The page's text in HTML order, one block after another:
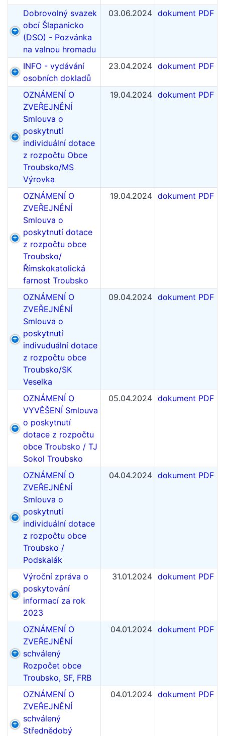
Dobrovolný svazek
obcí Šlapanicko
(DSO) - Pozvánka
na valnou hromadu
03.06.2024 dokument PDF
INFO - vydávání
osobních dokladů
23.04.2024 dokument PDF
OZNÁMENÍ O
ZVEŘEJNĚNÍ
Smlouva o
poskytnutí
individuální dotace
z rozpočtu Obce
Troubsko/MS
Výrovka
19.04.2024 dokument PDF
OZNÁMENÍ O
ZVEŘEJNĚNÍ
Smlouva o
poskytnutí dotace
z rozpočtu obce
Troubsko/
Římskokatolická
farnost Troubsko
19.04.2024 dokument PDF
OZNÁMENÍ O
ZVEŘEJNĚNÍ
Smlouva o
poskytnutí
indivuduální dotace
z rozpočtu obce
Troubsko/SK
Veselka
09.04.2024 dokument PDF
OZNÁMENÍ O
VYVĚŠENÍ Smlouva
o poskytnutí
dotace z rozpočtu
obce Troubsko / TJ
Sokol Troubsko
05.04.2024 dokument PDF
OZNÁMENÍ O
ZVEŘEJNĚNÍ
Smlouva o
poskytnutí
individuální dotace
z rozpočtu obce
Troubsko /
Podskalák
04.04.2024 dokument PDF
Výroční zpráva o
poskytování
informací za rok
2023
31.01.2024 dokument PDF
OZNÁMENÍ O
ZVEŘEJNĚNÍ
schválený
Rozpočet obce
Troubsko, SF, FRB
04.01.2024 dokument PDF
OZNÁMENÍ O
ZVEŘEJNĚNÍ
schválený
Střednědobý
04.01.2024 dokument PDF